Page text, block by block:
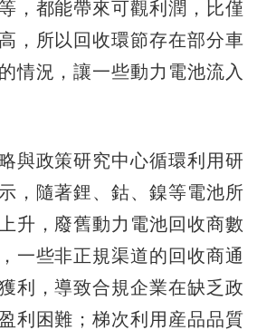
，都能帶來可觀利潤，比僅
，所以回收環節存在部分車
情況，讓一些動力電池流入
政策研究中心循環利用研
，隨著鋰、鈷、鎳等電池所
升，廢舊動力電池回收商數
一些非正規渠道的回收商通
利，導致合規企業在缺乏政
利困難；梯次利用産品品質